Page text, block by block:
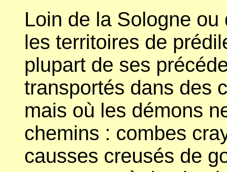
Loin de la Sologne
les territoires de
plupart de ses
transportés dans des
mais où les démons
chemins : combes
causses creusés de